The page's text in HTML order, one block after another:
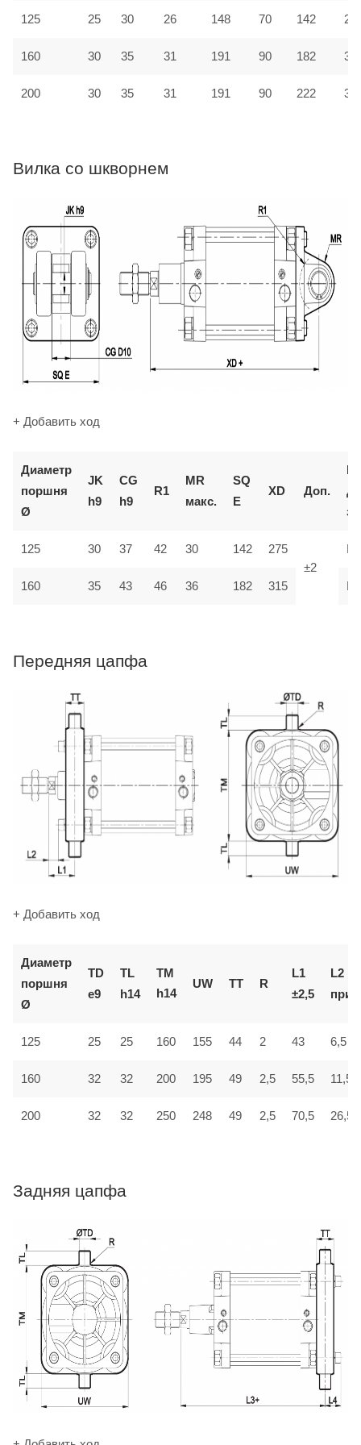
125 25 30 26 148 70 142
160 30 35 31 191 90 182
200 30 35 31 191 90 222
Вилка со шкворнем
+ Добавить ход
Диаметр
поршня
Ø
JK
h9
CG
h9
R1
MR
макс.
SQ
E
XD Доп.
125 30 37 42 30 142
275
±2
160 35 43 46 36 182 315
Передняя цапфа
+ Добавить ход
Диаметр
поршня
Ø
TD
e9
TL
h14
TM
h14
UW TT R
L1
±2,5
L2
125 25 25 160 155 44 2 43 6,5
160 32 32 200 195 49 2,5 55,5 11,5
200 32 32 250 248 49 2,5 70,5 26,5
Задняя цапфа